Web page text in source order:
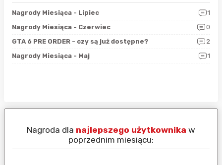
Nagrody Miesiąca - Lipiec
1
Nagrody Miesiąca - Czerwiec
0
GTA 6 PRE ORDER - czy są już dostępne?
2
Nagrody Miesiąca - Maj
1
Nagroda dla najlepszego użytkownika w
poprzednim miesiącu: